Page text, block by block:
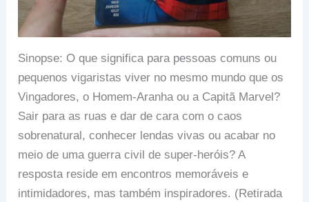
Sinopse: O que significa para pessoas comuns ou
pequenos vigaristas viver no mesmo mundo que os
Vingadores, o Homem-Aranha ou a Capitã Marvel?
Sair para as ruas e dar de cara com o caos
sobrenatural, conhecer lendas vivas ou acabar no
meio de uma guerra civil de super-heróis? A
resposta reside em encontros memoráveis e
intimidadores, mas também inspiradores. (Retirada